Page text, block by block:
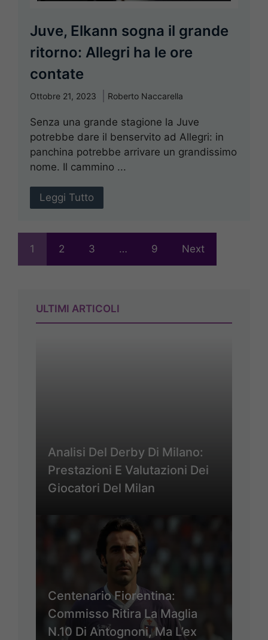
Juve, Elkann sogna il grande
ritorno: Allegri ha le ore
contate
Ottobre 21, 2023 Roberto Naccarella
Senza una grande stagione la Juve
potrebbe dare il benservito ad Allegri: in
panchina potrebbe arrivare un grandissimo
nome. Il cammino ...
Leggi Tutto
1 2 3 … 9 Next
ULTIMI ARTICOLI
Analisi Del Derby Di Milano:
Prestazioni E Valutazioni Dei
Giocatori Del Milan
Centenario Fiorentina:
Commisso Ritira La Maglia
N.10 Di Antognoni, Ma L’ex